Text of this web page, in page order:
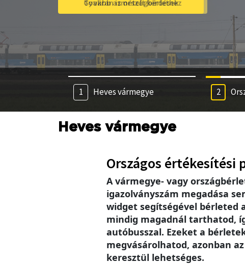
Tovább az országbérlethez
Heves vármegye
Heves vármegye
Országos értékesítési
A vármegye- vagy
igazolványszám megadása
widget segítségével bérleted
mindig magadnál tarthatod,
autóbusszal. Ezeket a
megvásárolhatod, azonban
keresztül lehetséges.